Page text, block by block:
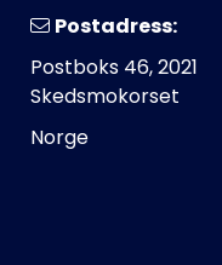
Postadress:
Postboks 46, 2021
Skedsmokorset
Norge